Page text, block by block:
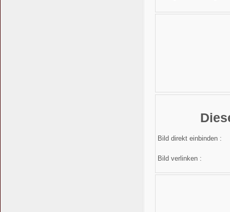
Bild direkt einbinden :
Bild verlinken :